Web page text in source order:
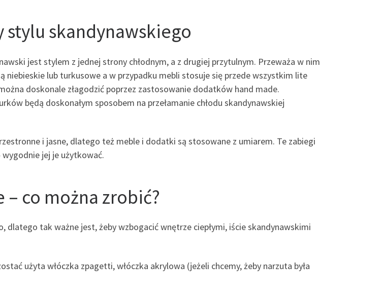
stylu skandynawskiego
jest stylem z jednej strony chłodnym, a z drugiej przytulnym. Przeważa w nim
niebieskie lub turkusowe a w przypadku mebli stosuje się przede wszystkim lite
doskonale złagodzić poprzez zastosowanie dodatków hand made.
będą doskonałym sposobem na przełamanie chłodu skandynawskiej
i jasne, dlatego też meble i dodatki są stosowane z umiarem. Te zabiegi
jej je użytkować.
co można zrobić?
dlatego tak ważne jest, żeby wzbogacić wnętrze ciepłymi, iście skandynawskimi
użyta włóczka zpagetti, włóczka akrylowa (jeżeli chcemy, żeby narzuta była